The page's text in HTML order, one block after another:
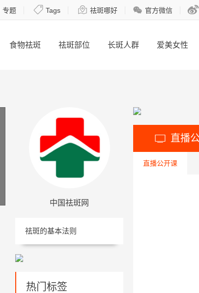
专题  Tags  祛斑哪好  官方微信 
食物祛斑 祛斑部位 长斑人群 爱美女性
中国祛斑网
祛斑的基本法则
热门标签
 直播
直播公开课